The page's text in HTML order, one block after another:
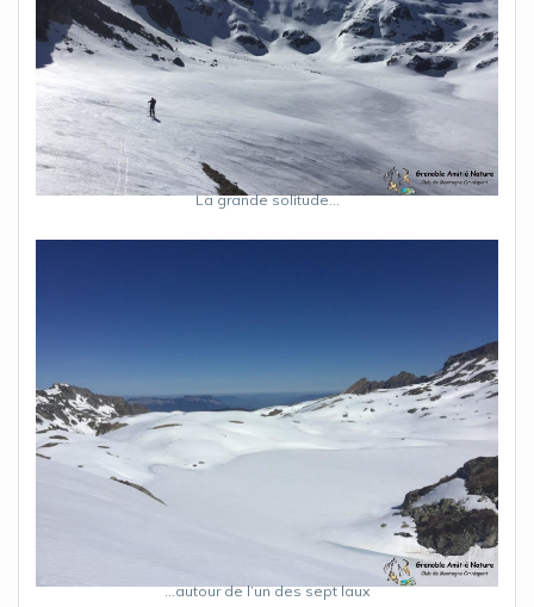
La grande solitude…
…autour de l’un des sept laux